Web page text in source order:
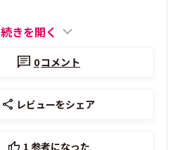
続きを開く
0コメント
レビューをシェア
1 参考になった